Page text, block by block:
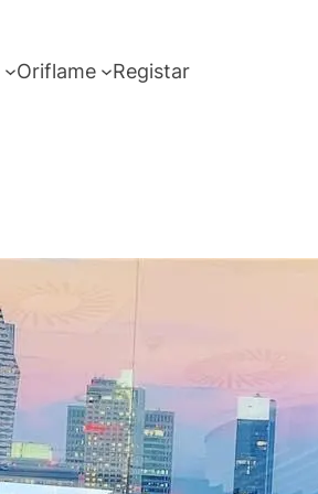
Oriflame Registar